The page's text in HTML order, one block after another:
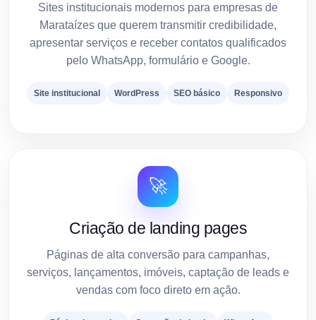
Sites institucionais modernos para empresas de
Marataízes que querem transmitir credibilidade,
apresentar serviços e receber contatos qualificados
pelo WhatsApp, formulário e Google.
Site institucional WordPress SEO básico Responsivo
🚀
Criação de landing pages
Páginas de alta conversão para campanhas,
serviços, lançamentos, imóveis, captação de leads e
vendas com foco direto em ação.